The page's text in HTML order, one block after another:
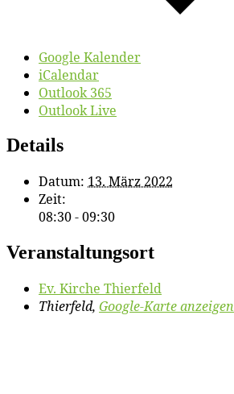
Google Kalender
iCalendar
Outlook 365
Outlook Live
Details
Datum: 13. März 2022
Zeit:
08:30 - 09:30
Veranstaltungsort
Ev. Kir­che Thierfeld
Thierfeld, Google-Karte anzeigen